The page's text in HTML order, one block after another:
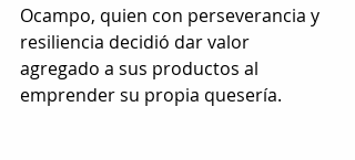
Ocampo, quien con perseverancia y
resiliencia decidió dar valor
agregado a sus productos al
emprender su propia quesería.